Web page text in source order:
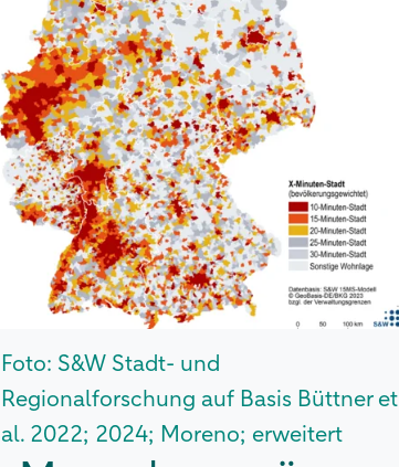
Foto: S&W Stadt- und
Regionalforschung auf Basis Büttner et
al. 2022; 2024; Moreno; erweitert